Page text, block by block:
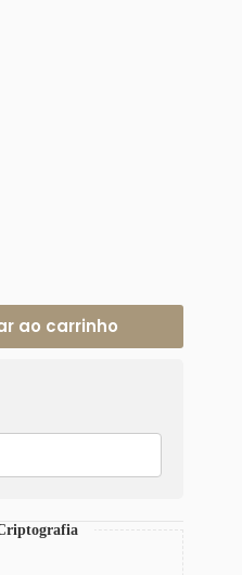
ao carrinho